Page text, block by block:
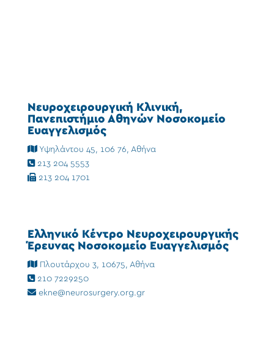
Νευροχειρουργική Κλινική,
Πανεπιστήμιο Αθηνών Νοσοκομείο
Ευαγγελισμός
Υψηλάντου 45, 106 76, Αθήνα
213 204 5553
213 204 1701
Ελληνικό Κέντρο Νευροχειρουργικής
Έρευνας Νοσοκομείο Ευαγγελισμός
Πλουτάρχου 3, 10675, Αθήνα
210 7229250
ekne@neurosurgery.org.gr